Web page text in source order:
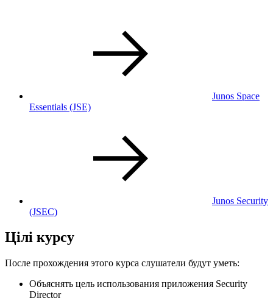
Junos Space
Essentials (JSE)
Junos Security
(JSEC)
Цілі курсу
После прохождения этого курса слушатели будут уметь:
Объяснять цель использования приложения Security
Director